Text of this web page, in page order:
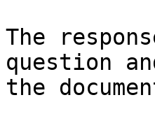
The
question
the